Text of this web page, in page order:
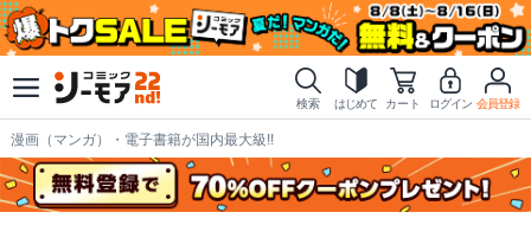
検索 はじめて カート ログイン 会員登録
漫画（マンガ）・電子書籍が国内最大級!!